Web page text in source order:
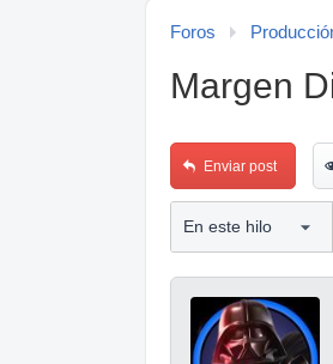
Foros
Margen
Enviar post